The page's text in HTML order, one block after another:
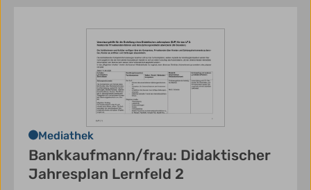
Mediathek
Bankkaufmann/frau: Didaktischer
Jahresplan Lernfeld 2